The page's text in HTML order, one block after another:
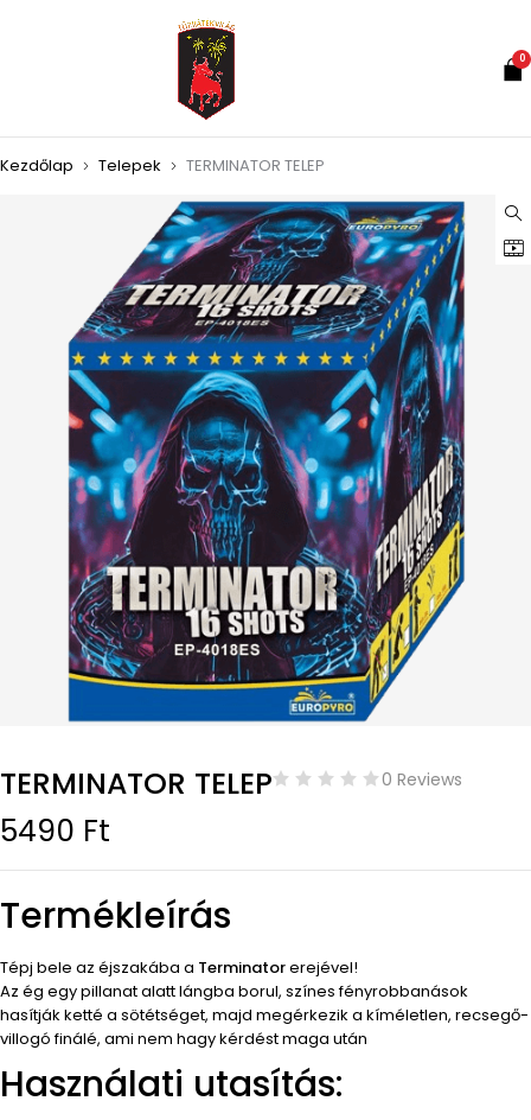
0
Kezdőlap Telepek TERMINATOR TELEP
TERMINATOR TELEP 0 Reviews
5490 Ft
Termékleírás
Tépj bele az éjszakába a Terminatorerejével!
Az ég egy pillanat alatt lángba borul, színes fényrobbanások
hasítják ketté a sötétséget, majd megérkezik a kíméletlen, recsegő-
villogó finálé, ami nem hagy kérdést maga után
Használati utasítás: